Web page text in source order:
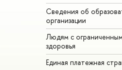
Сведения об
организации
Людям с
здоровья
Единая платежная